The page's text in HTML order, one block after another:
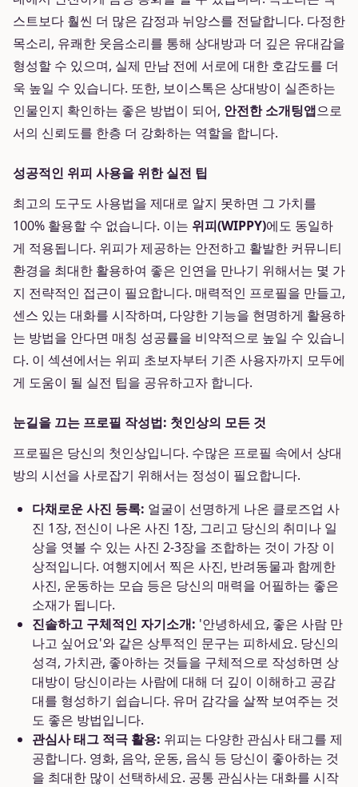
스트보다 훨씬 더 많은 감정과 뉘앙스를 전달합니다. 다정한
목소리, 유쾌한 웃음소리를 통해 상대방과 더 깊은 유대감을
형성할 수 있으며, 실제 만남 전에 서로에 대한 호감도를 더
욱 높일 수 있습니다. 또한, 보이스톡은 상대방이 실존하는
인물인지 확인하는 좋은 방법이 되어, 안전한 소개팅앱으로
서의 신뢰도를 한층 더 강화하는 역할을 합니다.
성공적인 위피 사용을 위한 실전 팁
최고의 도구도 사용법을 제대로 알지 못하면 그 가치를
100% 활용할 수 없습니다. 이는 위피(WIPPY)에도 동일하
게 적용됩니다. 위피가 제공하는 안전하고 활발한 커뮤니티
환경을 최대한 활용하여 좋은 인연을 만나기 위해서는 몇 가
지 전략적인 접근이 필요합니다. 매력적인 프로필을 만들고,
센스 있는 대화를 시작하며, 다양한 기능을 현명하게 활용하
는 방법을 안다면 매칭 성공률을 비약적으로 높일 수 있습니
다. 이 섹션에서는 위피 초보자부터 기존 사용자까지 모두에
게 도움이 될 실전 팁을 공유하고자 합니다.
눈길을 끄는 프로필 작성법: 첫인상의 모든 것
프로필은 당신의 첫인상입니다. 수많은 프로필 속에서 상대
방의 시선을 사로잡기 위해서는 정성이 필요합니다.
다채로운 사진 등록: 얼굴이 선명하게 나온 클로즈업 사
진 1장, 전신이 나온 사진 1장, 그리고 당신의 취미나 일
상을 엿볼 수 있는 사진 2-3장을 조합하는 것이 가장 이
상적입니다. 여행지에서 찍은 사진, 반려동물과 함께한
사진, 운동하는 모습 등은 당신의 매력을 어필하는 좋은
소재가 됩니다.
진솔하고 구체적인 자기소개: '안녕하세요, 좋은 사람 만
나고 싶어요'와 같은 상투적인 문구는 피하세요. 당신의
성격, 가치관, 좋아하는 것들을 구체적으로 작성하면 상
대방이 당신이라는 사람에 대해 더 깊이 이해하고 공감
대를 형성하기 쉽습니다. 유머 감각을 살짝 보여주는 것
도 좋은 방법입니다.
관심사 태그 적극 활용: 위피는 다양한 관심사 태그를 제
공합니다. 영화, 음악, 운동, 음식 등 당신이 좋아하는 것
을 최대한 많이 선택하세요. 공통 관심사는 대화를 시작